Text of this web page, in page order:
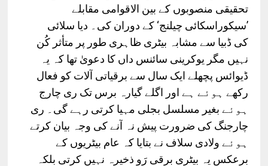
تحقیقی منصوبوں کے بین الاقوامی مقابلے
’سیکوراسکائی چیلنج‘کے دوران کی۔ دیا سلائی
کی ڈبیا سے مشابہ بیٹری ظاہری طور پر متأثر کُن
نہیں مگر یوکرینی سائنس داں کا دعویٰ تھا کہ
یہ
ڈیوائس پچھلے ایک سال سے برقیاتی آلات کو فعال
رکھے ہوئے ہے اور اگلے گیارہ برس تک ری چارج
ہوئے بغیر مسلسل بجلی مہیا کرتی رہے گی۔
ری
چارجنگ کی ضرورت پیش نہ آنے کی وجہ بیان کرتے
ہوئے ولادی سلاف نے بتایا کہ عام بیٹریوں کے
برعکس یہ بیٹری برقی رَو ذخیرہ نہیں کرتی بلکہ